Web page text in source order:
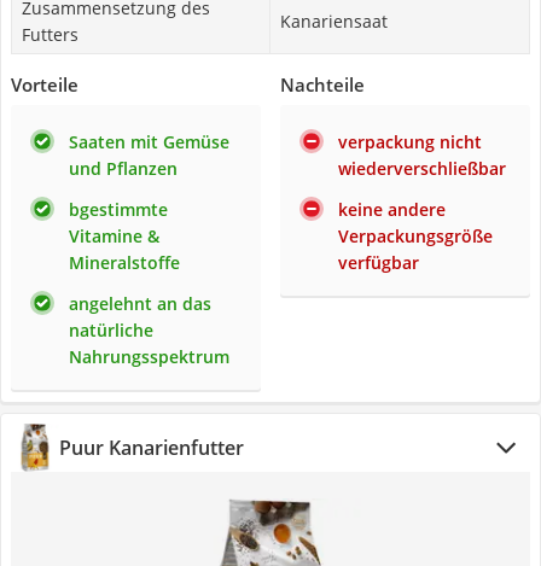
Zusammensetzung des
Futters
Kanariensaat
Vorteile
Saaten mit Gemüse
und Pflanzen
bgestimmte
Vitamine &
Mineralstoffe
angelehnt an das
natürliche
Nahrungsspektrum
Nachteile
verpackung nicht
wiederverschließbar
keine andere
Verpackungsgröße
verfügbar
Puur Kanarienfutter